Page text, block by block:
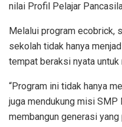
nilai Profil Pelajar
Melalui program ecobrick,
sekolah tidak hanya
tempat beraksi nyata
“Program ini tidak hanya
juga mendukung misi SMP
membangun generasi